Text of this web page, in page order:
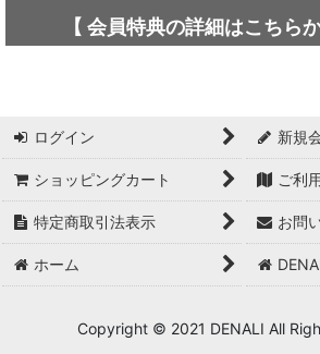
AKLIMA / アクリマ
adidas FIVE TEN / アディダス ファイブ
Atlas / アトラス
ARAI TENT(RIPEN) / アライテント(ライペ
UNPARALLEL / アンパラレル
【 会員特典の詳細はこちら
ログイン 新規
ショッピングカート ご利
特定商取引法表示 お問
ホーム
Copyright © 2021 DENALI All